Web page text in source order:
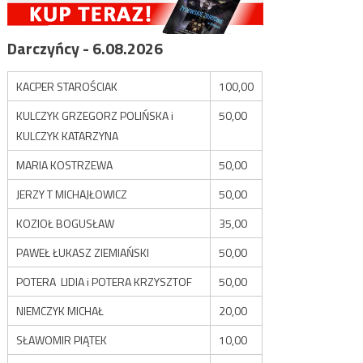
Darczyńcy - 6.08.2026
KACPER STAROŚCIAK
100,00
KULCZYK GRZEGORZ POLIŃSKA i
KULCZYK KATARZYNA
50,00
MARIA KOSTRZEWA
50,00
JERZY T MICHAJŁOWICZ
50,00
KOZIOŁ BOGUSŁAW
35,00
PAWEŁ ŁUKASZ ZIEMIAŃSKI
50,00
POTERA LIDIA i POTERA KRZYSZTOF
50,00
NIEMCZYK MICHAŁ
20,00
SŁAWOMIR PIĄTEK
10,00